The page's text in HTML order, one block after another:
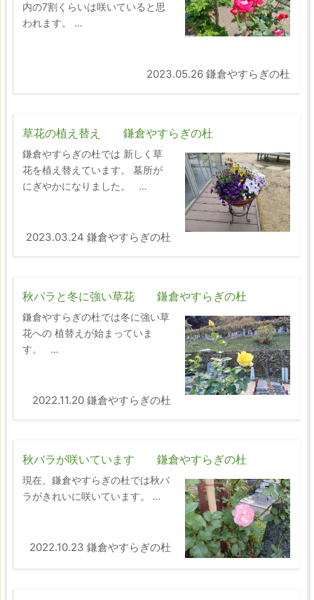
内の7割くらいは咲いていると思
われます。 …
2023.05.26 鎌倉やすらぎの杜
草花の植え替え 鎌倉やすらぎの杜
鎌倉やすらぎの杜では 新しく草
花を植え替えています。 墓所が
にぎやかになりました。 …
2023.03.24 鎌倉やすらぎの杜
秋バラと冬に強い草花 鎌倉やすらぎの杜
鎌倉やすらぎの杜では冬に強い草
花への 植替えが始まっていま
す。 …
2022.11.20 鎌倉やすらぎの杜
秋バラが咲いています 鎌倉やすらぎの杜
現在、鎌倉やすらぎの杜では秋バ
ラがきれいに咲いています。 …
2022.10.23 鎌倉やすらぎの杜